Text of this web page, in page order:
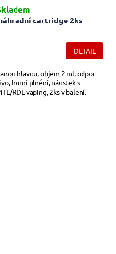
cartridge 2ks
DETAIL
hlavou, objem 2 ml, odpor
horní plnění, náustek s
RDL vaping, 2ks v balení.